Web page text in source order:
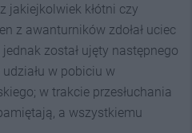
jakiejkolwiek kłótni czy
z awanturników zdołał uciec
został ujęty następnego
w pobiciu w
w trakcie przesłuchania
a wszystkiemu